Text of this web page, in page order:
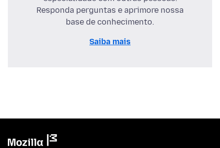
Responda perguntas e aprimore nossa
base de conhecimento.
Saiba mais